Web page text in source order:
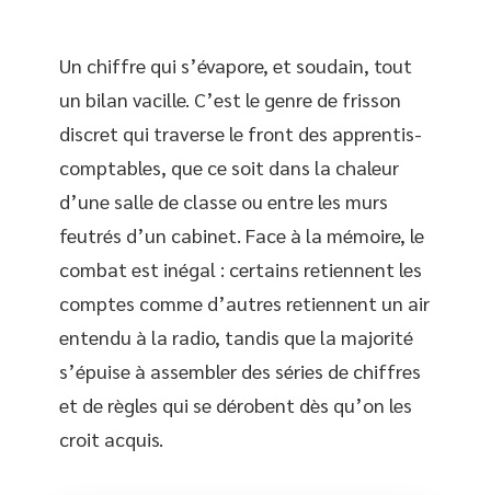
Un chiffre qui s’évapore, et soudain, tout
un bilan vacille. C’est le genre de frisson
discret qui traverse le front des apprentis-
comptables, que ce soit dans la chaleur
d’une salle de classe ou entre les murs
feutrés d’un cabinet. Face à la mémoire, le
combat est inégal : certains retiennent les
comptes comme d’autres retiennent un air
entendu à la radio, tandis que la majorité
s’épuise à assembler des séries de chiffres
et de règles qui se dérobent dès qu’on les
croit acquis.